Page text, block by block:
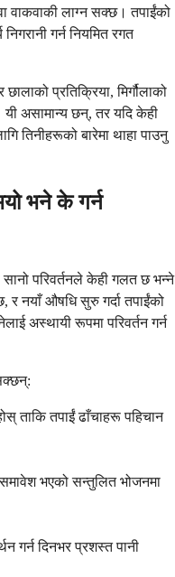
वाकवाकी लाग्न सक्छ। तपाईंको
गर्न नियमित रगत
प्रतिक्रिया, मिर्गौलाको
असामान्य छन्, तर यदि केही
तिनीहरूको बारेमा थाहा पाउनु
भने के गर्न
सानो परिवर्तनले केही गलत छ भन्ने
र नयाँ औषधि सुरु गर्दा तपाईंको
अस्थायी रूपमा परिवर्तन गर्न
ताकि तपाईं ढाँचाहरू पहिचान
समावेश भएको सन्तुलित भोजनमा
गर्न दिनभर प्रशस्त पानी